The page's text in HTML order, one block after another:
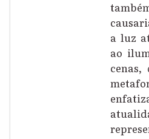
a luz
ao
cenas,